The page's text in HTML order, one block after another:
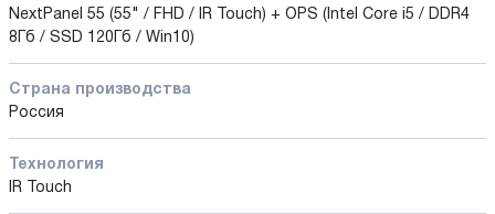
NextPanel 55 (55" / FHD / IR Touch) + OPS (Intel Core i5 / DDR4
8Гб / SSD 120Гб / Win10)
Страна производства
Россия
Технология
IR Touch